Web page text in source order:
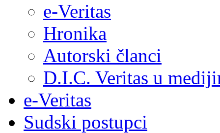
e-Veritas
Hronika
Autorski članci
D.I.C. Veritas u
e-Veritas
Sudski postupci